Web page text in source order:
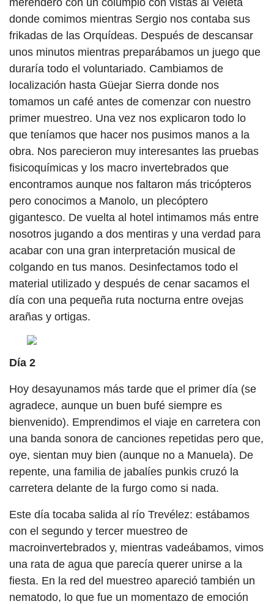
merendero con un columpio con vistas al Veleta
donde comimos mientras Sergio nos contaba sus
frikadas de las Orquídeas. Después de descansar
unos minutos mientras preparábamos un juego que
duraría todo el voluntariado. Cambiamos de
localización hasta Güejar Sierra donde nos
tomamos un café antes de comenzar con nuestro
primer muestreo. Una vez nos explicaron todo lo
que teníamos que hacer nos pusimos manos a la
obra. Nos parecieron muy interesantes las pruebas
fisicoquímicas y los macro invertebrados que
encontramos aunque nos faltaron más tricópteros
pero conocimos a Manolo, un plecóptero
gigantesco. De vuelta al hotel intimamos más entre
nosotros jugando a dos mentiras y una verdad para
acabar con una gran interpretación musical de
colgando en tus manos. Desinfectamos todo el
material utilizado y después de cenar sacamos el
día con una pequeña ruta nocturna entre ovejas
arañas y ortigas.
Día 2
Hoy desayunamos más tarde que el primer día (se
agradece, aunque un buen bufé siempre es
bienvenido). Emprendimos el viaje en carretera con
una banda sonora de canciones repetidas pero que,
oye, sientan muy bien (aunque no a Manuela). De
repente, una familia de jabalíes punkis cruzó la
carretera delante de la furgo como si nada.
Este día tocaba salida al río Trevélez: estábamos
con el segundo y tercer muestreo de
macroinvertebrados y, mientras vadeábamos, vimos
una rata de agua que parecía querer unirse a la
fiesta. En la red del muestreo apareció también un
nematodo, lo que fue un momentazo de emoción